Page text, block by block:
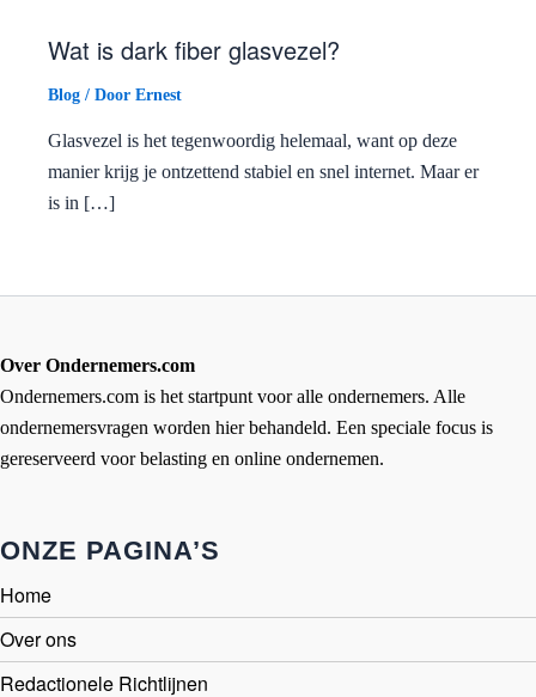
Wat is dark fiber glasvezel?
Blog / Door Ernest
Glasvezel is het tegenwoordig helemaal, want op deze
manier krijg je ontzettend stabiel en snel internet. Maar er
is in […]
Over Ondernemers.com
Ondernemers.com is het startpunt voor alle ondernemers. Alle
ondernemersvragen worden hier behandeld. Een speciale focus is
gereserveerd voor belasting en online ondernemen.
ONZE PAGINA’S
Home
Over ons
Redactionele Richtlijnen